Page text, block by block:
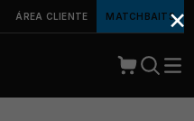
ÁREA CLIENTE MATCHBAITS×